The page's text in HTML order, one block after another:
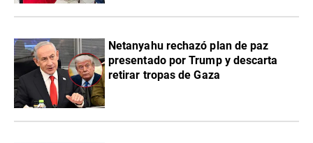
Netanyahu rechazó plan de paz
presentado por Trump y descarta
retirar tropas de Gaza